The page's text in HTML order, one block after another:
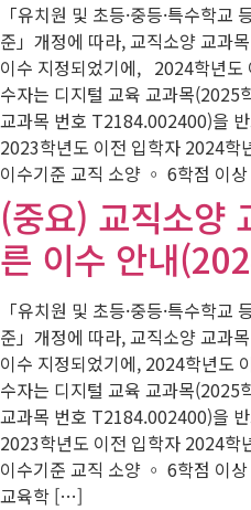
「유치원 및 초등·중등·특수학
준」개정에 따라, 교직소양 교과
이수 지정되었기에, 2024학년도
수자는 디지털 교육 교과목(2025
교과목 번호 T2184.002400)을
2023학년도 이전 입학자 2024
이수기준 교직 소양 ◦ 6학점 이
(중요) 교직소양
른 이수 안내
「유치원 및 초등·중등·특수학
준」개정에 따라, 교직소양 교과
이수 지정되었기에, 2024학년도
수자는 디지털 교육 교과목(2025
교과목 번호 T2184.002400)을
2023학년도 이전 입학자 2024
이수기준 교직 소양 ◦ 6학점 이
교육학 […]